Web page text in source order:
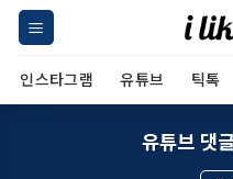
Skip
content
인스타그램 유튜브 틱톡
유튜브 댓